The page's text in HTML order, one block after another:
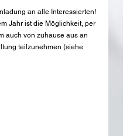
an alle Interessierten!
Jahr ist die Möglichkeit, per
auch von zuhause aus an
teilzunehmen (siehe